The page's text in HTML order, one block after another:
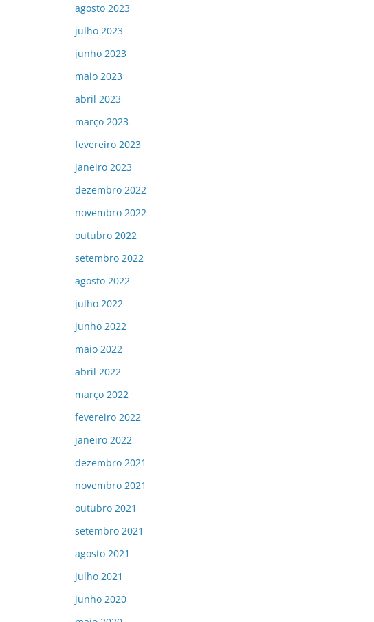
agosto 2023
julho 2023
junho 2023
maio 2023
abril 2023
março 2023
fevereiro 2023
janeiro 2023
dezembro 2022
novembro 2022
outubro 2022
setembro 2022
agosto 2022
julho 2022
junho 2022
maio 2022
abril 2022
março 2022
fevereiro 2022
janeiro 2022
dezembro 2021
novembro 2021
outubro 2021
setembro 2021
agosto 2021
julho 2021
junho 2020